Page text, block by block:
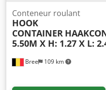
Bree 109 km
Conteneur roulant
HOOK
CONTAINER
5.50M X H: 1.27 X L: